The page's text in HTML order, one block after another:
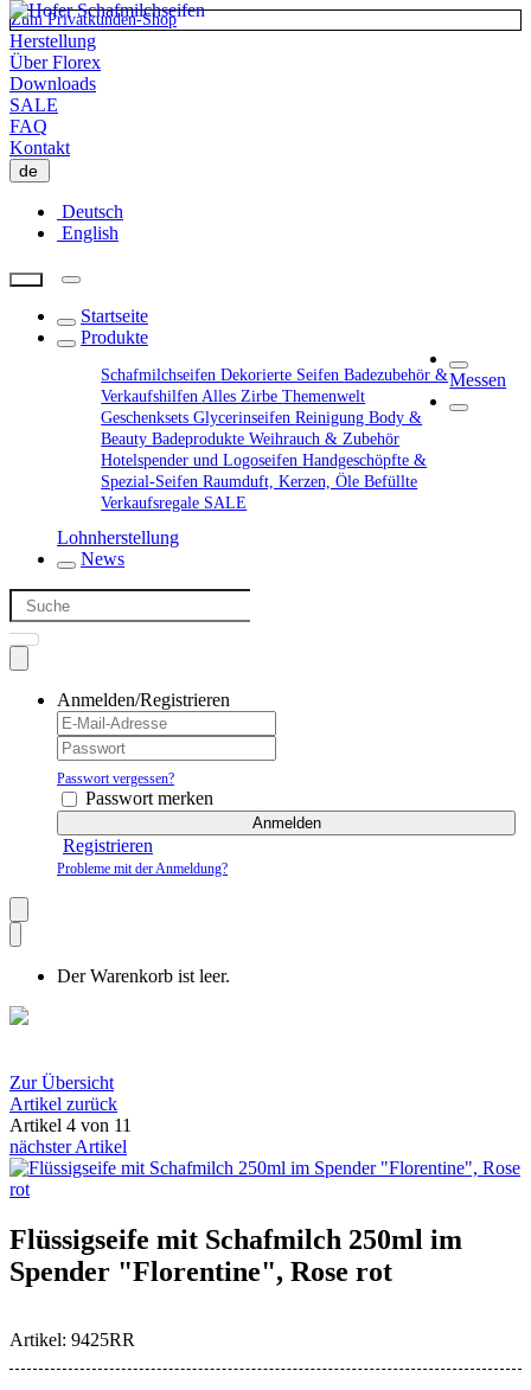
Zum Privatkunden-Shop
Herstellung
Über Florex
Downloads
SALE
FAQ
Kontakt
de
Deutsch
English
Startseite
Produkte
SchafmilchseifenDekorierte SeifenBadezubehör &
Verkaufshilfen Alles ZirbeThemenwelt
GeschenksetsGlycerinseifenReinigungBody &
BeautyBadeprodukteWeihrauch & Zubehör
Hotelspender und LogoseifenHandgeschöpfte &
Spezial-SeifenRaumduft, Kerzen, ÖleBefüllte
Verkaufsregale SALE
Messen
Lohnherstellung
News
Anmelden/Registrieren
Passwort vergessen?
Passwort merken
Anmelden
Registrieren
Probleme mit der Anmeldung?
Der Warenkorb ist leer.
Zur Übersicht
Artikel zurück
Artikel 4 von 11
nächster Artikel
Flüssigseife mit Schafmilch 250ml im
Spender "Florentine", Rose rot
Artikel: 9425RR